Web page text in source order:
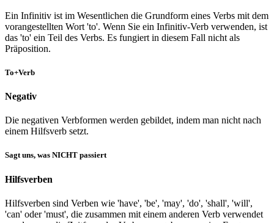
Ein Infinitiv ist im Wesentlichen die Grundform eines Verbs mit dem
vorangestellten Wort 'to'. Wenn Sie ein Infinitiv-Verb verwenden, ist
das 'to' ein Teil des Verbs. Es fungiert in diesem Fall nicht als
Präposition.
To+Verb
Negativ
Die negativen Verbformen werden gebildet, indem man nicht nach
einem Hilfsverb setzt.
Sagt uns, was NICHT passiert
Hilfsverben
Hilfsverben sind Verben wie 'have', 'be', 'may', 'do', 'shall', 'will',
'can' oder 'must', die zusammen mit einem anderen Verb verwendet